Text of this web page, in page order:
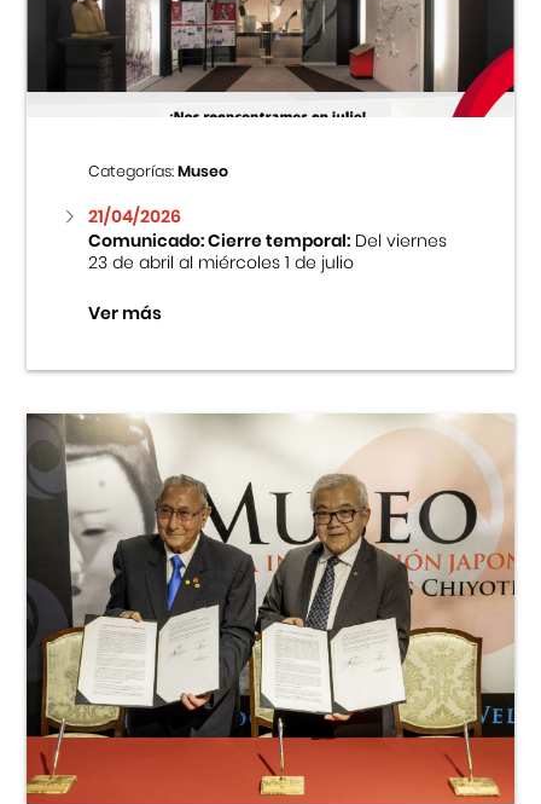
Centro Cultural Peruano Japonés
Museo de la Inmigración Japonesa
Fondo Editorial
Teatro Peruano Japonés
Categorías:Museo
21/04/2026
Comunicado: Cierre temporal:Del viernes
23 de abril al miércoles 1 de julio
Ver más